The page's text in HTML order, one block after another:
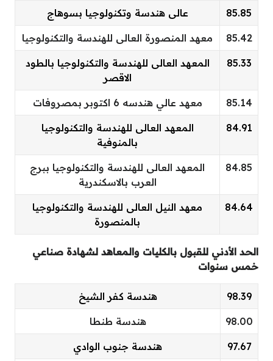
عالى هندسة وتكنولوجيا بسوهاج 85.85
معهد المنصورة العالى للهندسة والتكنولوجيا 85.42
المعهد العالى للهندسة والتكنولوجيا بالطود
الاقصر
85.33
معهد عالي هندسه 6 اكتوبر بمصروفات 85.14
المعهد العالى للهندسة والتكنولوجيا
بالمنوفية
84.91
المعهد العالى للهندسة والتكنولوجيا ببرج
العرب بالاسكندرية
84.85
معهد النيل العالى للهندسة والتكنولوجيا
بالمنصورة
84.64
الحد الأدني للقبول بالكليات والمعاهد لشهادة صناعي
خمس سنوات
هندسة كفر الشيخ 98.39
هندسة طنطا 98.00
هندسة جنوب الوادي 97.67